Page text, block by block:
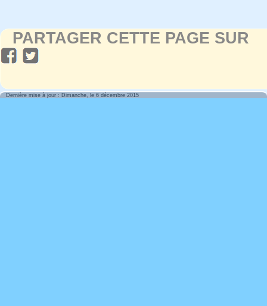
PARTAGER CETTE PAGE SUR
Dernière mise à jour : Dimanche, le 6 décembre 2015